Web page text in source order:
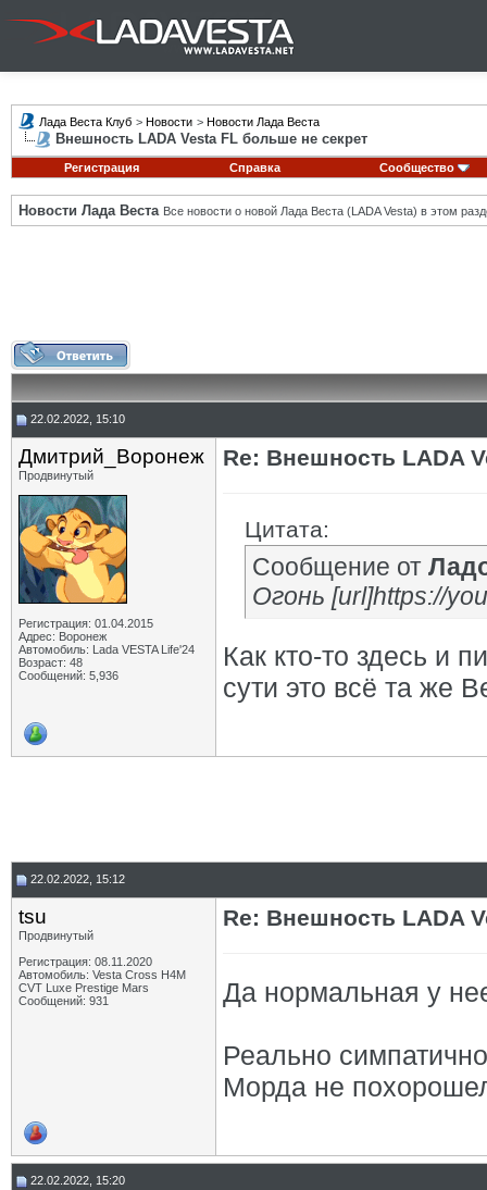
Лада Веста Клуб > Новости > Новости Лада Веста
Внешность LADA Vesta FL больше не секрет
Регистрация Справка Сообщество
Новости Лада Веста Все новости о новой Лада Веста (LADA Vesta) в этом
22.02.2022, 15:10
Дмитрий_Воронеж
Продвинутый
Регистрация: 01.04.2015
Адрес: Воронеж
Автомобиль: Lada VESTA Life'24
Возраст: 48
Сообщений: 5,936
Re: Внешность LADA
Цитата:
Сообщение от
Огонь [url]https://
Как кто-то здесь и
сути это всё та же
22.02.2022, 15:12
tsu
Продвинутый
Регистрация: 08.11.2020
Автомобиль: Vesta Cross H4M
CVT Luxe Prestige Mars
Сообщений: 931
Re: Внешность LADA
Да нормальная у
Реально
Морда не
22.02.2022, 15:20